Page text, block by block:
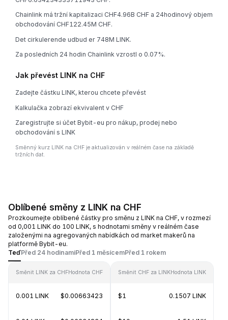
Chainlink má tržní kapitalizaci CHF4.96B CHF a 24hodinový objem
obchodování CHF122.45M CHF.
Det cirkulerende udbud er 748M LINK.
Za posledních 24 hodin Chainlink vzrostl o 0.07%.
Jak převést LINK na CHF
Zadejte částku LINK, kterou chcete převést
Kalkulačka zobrazí ekvivalent v CHF
Zaregistrujte si účet Bybit-eu pro nákup, prodej nebo
obchodování s LINK
Směnný kurz LINK na CHF je aktualizován v reálném čase na základě
tržních dat.
Oblíbené směny z LINK na CHF
Prozkoumejte oblíbené částky pro směnu z LINK na CHF, v rozmezí
od 0,001 LINK do 100 LINK, s hodnotami směny v reálném čase
založenými na agregovaných nabídkách od market makerů na
platformě Bybit-eu.
TeďPřed 24 hodinamiPřed 1 měsícemPřed 1 rokem
Směnit LINK za CHFHodnota CHF
0.001 LINK $0.00663423
Směnit CHF za LINKHodnota LINK
$1 0.1507 LINK